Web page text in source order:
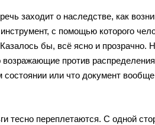
заходит о наследстве, как
с помощью которого
бы, всё ясно и прозрачно.
против
или что документ вообще
тесно переплетаются. С одной